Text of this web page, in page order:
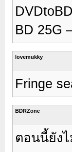
DVDtoBD
BD 25G
lovemukky
Fringe
BDRZone
ตอนนี้ยัง